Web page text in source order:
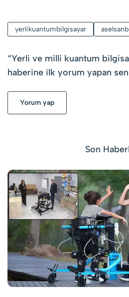
yerlikuantumbilgisayar
“Yerli ve milli kuantum
haberine ilk yorum yapan
Yorum yap
Son